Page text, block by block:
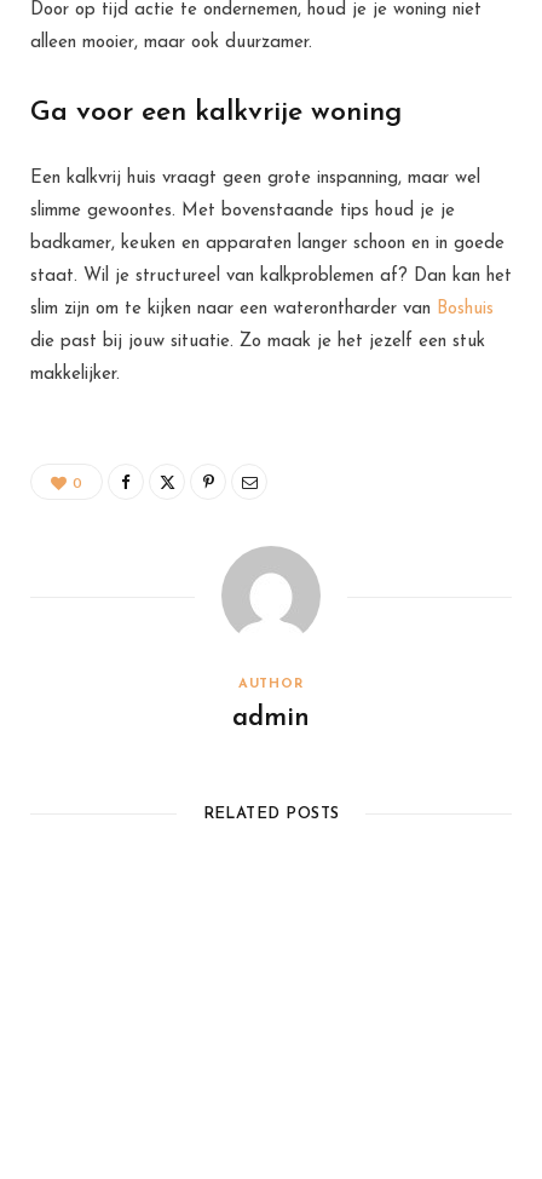
Door op tijd actie te ondernemen, houd je je woning niet
alleen mooier, maar ook duurzamer.
Ga voor een kalkvrije woning
Een kalkvrij huis vraagt geen grote inspanning, maar wel
slimme gewoontes. Met bovenstaande tips houd je je
badkamer, keuken en apparaten langer schoon en in goede
staat. Wil je structureel van kalkproblemen af? Dan kan het
slim zijn om te kijken naar een waterontharder van Boshuis
die past bij jouw situatie. Zo maak je het jezelf een stuk
makkelijker.
0
AUTHOR
admin
RELATED POSTS